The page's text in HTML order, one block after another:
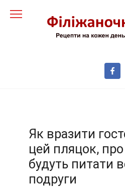
до
Як вразити
цей пляцок,
будуть питати
подруги